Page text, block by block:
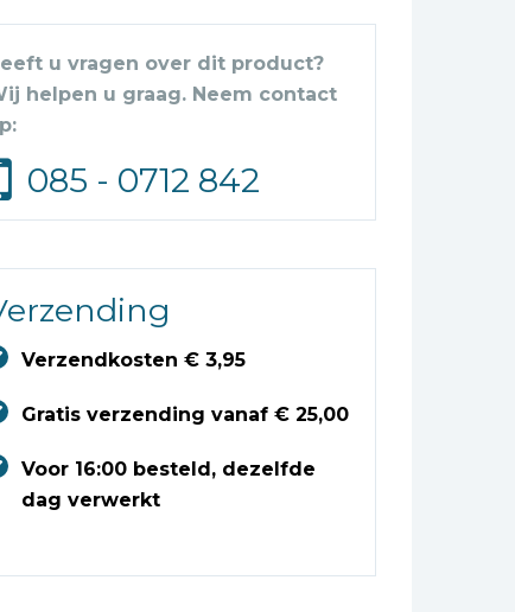
u vragen over dit product?
helpen u graag. Neem contact
085 - 0712 842
Verzendkosten € 3,95
Gratis verzending vanaf € 25,00
Voor 16:00 besteld, dezelfde
dag verwerkt